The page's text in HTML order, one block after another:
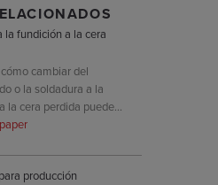
la fundición a la cera
cambiar del
o la soldadura a la
la cera perdida puede
simplificar ensamblajes
producción